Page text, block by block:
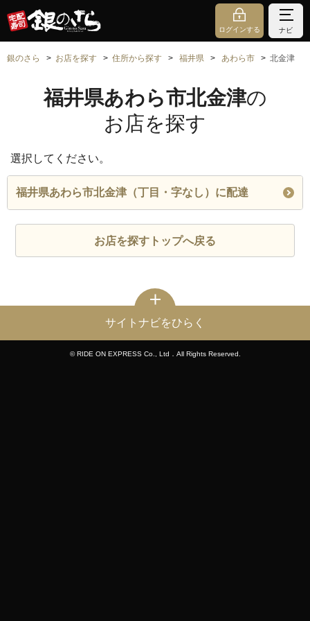
ログインする ナビ
銀のさら お店を探す 住所から探す 福井県 あわら市 北金津
福井県あわら市北金津の
お店を探す
選択してください。
福井県あわら市北金津（丁目・字なし）に配達
お店を探すトップへ戻る
サイトナビをひらく
© RIDE ON EXPRESS Co., Ltd．All Rights Reserved.